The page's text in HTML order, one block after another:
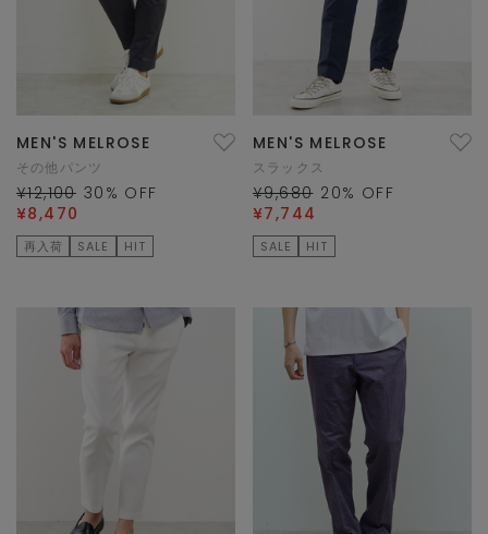
MEN'S MELROSE
その他パンツ
¥12,100 30 % OFF
¥8,470
再入荷 SALE HIT
MEN'S MELROSE
スラックス
¥9,680 20% OFF
¥7,744
SALE HIT